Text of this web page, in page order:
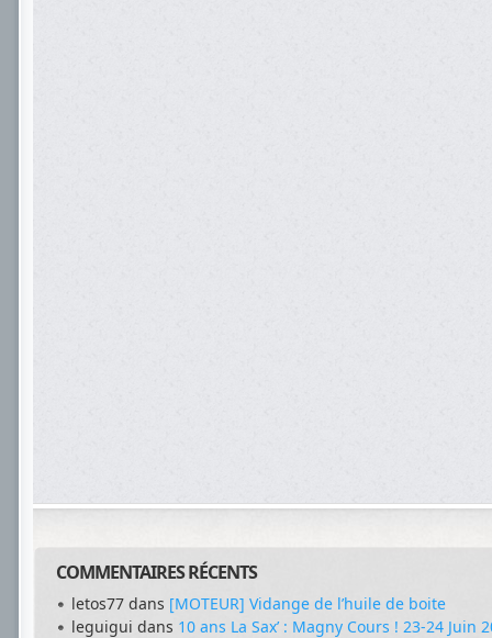
COMMENTAIRES RÉCENTS
letos77 dans [MOTEUR] Vidange de l’huile de boite
leguigui dans 10 ans La Sax’ : Magny Cours ! 23-24 Juin